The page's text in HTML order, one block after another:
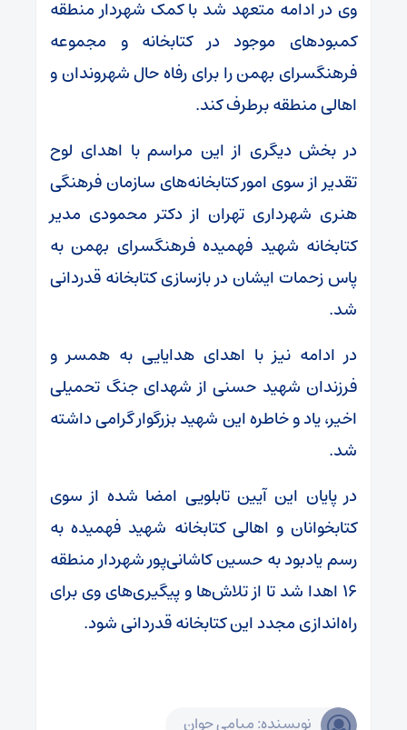
وی در ادامه متعهد شد با کمک شهردار منطقه
کمبودهای موجود در کتابخانه و مجموعه
فرهنگسرای بهمن را برای رفاه حال شهروندان و
اهالی منطقه برطرف کند.
در بخش دیگری از این مراسم با اهدای لوح
تقدیر از سوی امور کتابخانه‌های سازمان فرهنگی
هنری شهرداری تهران از دکتر محمودی مدیر
کتابخانه شهید فهمیده فرهنگسرای بهمن به
پاس زحمات ایشان در بازسازی کتابخانه قدردانی
شد.
در ادامه نیز با اهدای هدایایی به همسر و
فرزندان شهید حسنی از شهدای جنگ تحمیلی
اخیر، یاد و خاطره این شهید بزرگوار گرامی داشته
شد.
در پایان این آیین تابلویی امضا شده از سوی
کتابخوانان و اهالی کتابخانه شهید فهمیده به
رسم یادبود به حسین کاشانی‌پور شهردار منطقه
۱۶ اهدا شد تا از تلاش‌ها و پیگیری‌های وی برای
راه‌اندازی مجدد این کتابخانه قدردانی شود.
نویسنده: میامی جوان